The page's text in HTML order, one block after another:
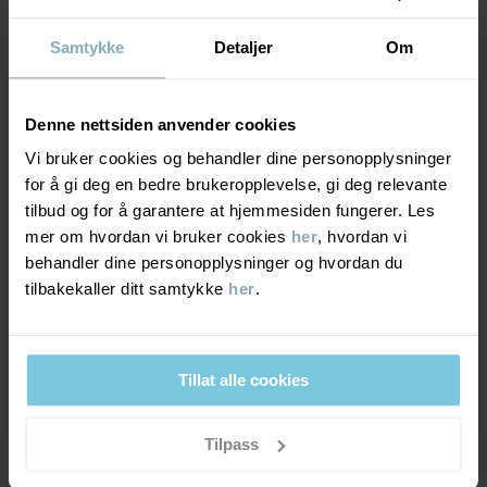
Samtykke Detaljer Om
Denne nettsiden anvender cookies
Vi bruker cookies og behandler dine personopplysninger
for å gi deg en bedre brukeropplevelse, gi deg relevante
tilbud og for å garantere at hjemmesiden fungerer. Les
mer om hvordan vi bruker cookies her, hvordan vi
behandler dine personopplysninger og hvordan du
tilbakekaller ditt samtykke her.
Tillat alle cookies
Tilpass
• Vannavvisende med BIONIC-FINISH® ECO-impregnering, en
• 3M-reflekser med 360 graders synlighet
Varenummer:60603230
Produksjonsland Kina
Fabrikk:Hangzhou Hualan Garments Co Ltd
Les mer
tøffe aktiviteter.
Pusteevne minst 7000g/m²/24t
Optimal pusteevne. Plagget passer for svært aktive leker.
VINDTETTHET
Vindtett membran
Optimal vindbeskyttelse. Plagget stenger ute all vind.
MATERIALE & PLEIERÅD